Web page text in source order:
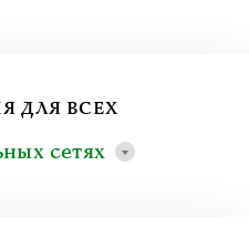
ДЛЯ ВСЕХ
сетях